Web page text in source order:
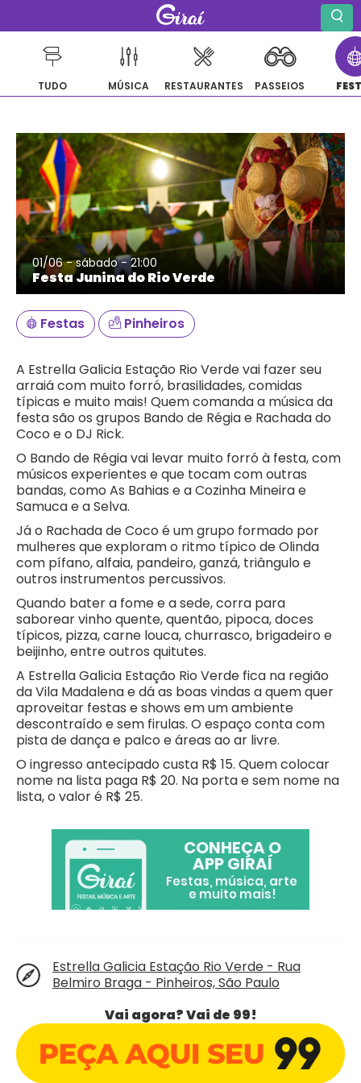
para
o
conteúdo
TUDO MÚSICA RESTAURANTES PASSEIOS
01/06 - sábado - 21:00
Festa Junina do Rio Verde
Festas Pinheiros
A Estrella Galicia Estação Rio Verde vai fazer seu
arraiá com muito forró, brasilidades, comidas
típicas e muito mais! Quem comanda a música da
festa são os grupos Bando de Régia e Rachada do
Coco e o DJ Rick.
O Bando de Régia vai levar muito forró à festa, com
músicos experientes e que tocam com outras
bandas, como As Bahias e a Cozinha Mineira e
Samuca e a Selva.
Já o Rachada de Coco é um grupo formado por
mulheres que exploram o ritmo típico de Olinda
com pífano, alfaia, pandeiro, ganzá, triângulo e
outros instrumentos percussivos.
Quando bater a fome e a sede, corra para
saborear vinho quente, quentão, pipoca, doces
típicos, pizza, carne louca, churrasco, brigadeiro e
beijinho, entre outros quitutes.
A Estrella Galicia Estação Rio Verde fica na região
da Vila Madalena e dá as boas vindas a quem quer
aproveitar festas e shows em um ambiente
descontraído e sem firulas. O espaço conta com
pista de dança e palco e áreas ao ar livre.
O ingresso antecipado custa R$ 15. Quem colocar
nome na lista paga R$ 20. Na porta e sem nome na
lista, o valor é R$ 25.
Estrella Galicia Estação Rio Verde - Rua
Belmiro Braga - Pinheiros, São Paulo
Vai agora? Vai de 99!